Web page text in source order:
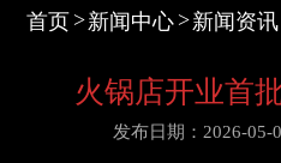
首页 新闻中心 新闻资讯
火锅店开业首
发布日期：2026-05-